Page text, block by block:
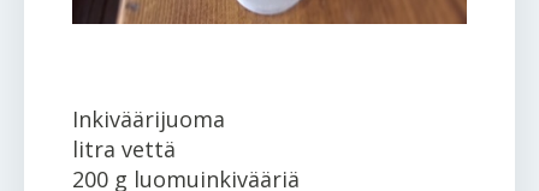
Inkiväärijuoma
litra vettä
200 g luomuinkivääriä